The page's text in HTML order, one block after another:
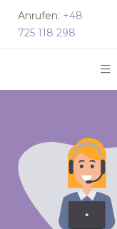
Anrufen: +48
725 118 298